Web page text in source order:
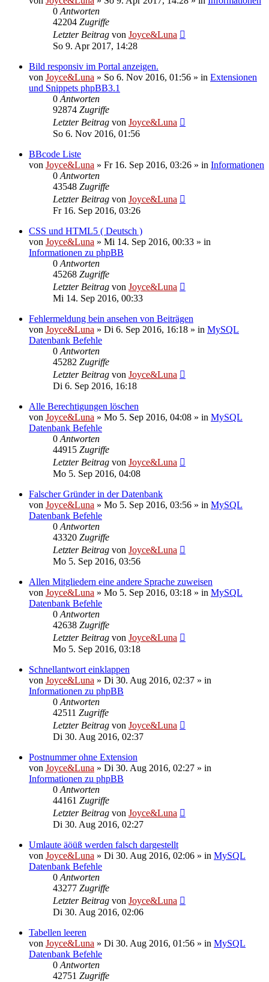
0 Antworten
42204 Zugriffe
Letzter Beitrag von Joyce&Luna
So 9. Apr 2017, 14:28
Bild responsiv im Portal anzeigen.
von Joyce&Luna » So 6. Nov 2016, 01:56 » in Extensionen
und Snippets phpBB3.1
0 Antworten
92874 Zugriffe
Letzter Beitrag von Joyce&Luna
So 6. Nov 2016, 01:56
BBcode Liste
von Joyce&Luna » Fr 16. Sep 2016, 03:26 » in Informationen
0 Antworten
43548 Zugriffe
Letzter Beitrag von Joyce&Luna
Fr 16. Sep 2016, 03:26
CSS und HTML5 ( Deutsch )
von Joyce&Luna » Mi 14. Sep 2016, 00:33 » in
Informationen zu phpBB
0 Antworten
45268 Zugriffe
Letzter Beitrag von Joyce&Luna
Mi 14. Sep 2016, 00:33
Fehlermeldung bein ansehen von Beiträgen
von Joyce&Luna » Di 6. Sep 2016, 16:18 » in MySQL
Datenbank Befehle
0 Antworten
45282 Zugriffe
Letzter Beitrag von Joyce&Luna
Di 6. Sep 2016, 16:18
Alle Berechtigungen löschen
von Joyce&Luna » Mo 5. Sep 2016, 04:08 » in MySQL
Datenbank Befehle
0 Antworten
44915 Zugriffe
Letzter Beitrag von Joyce&Luna
Mo 5. Sep 2016, 04:08
Falscher Gründer in der Datenbank
von Joyce&Luna » Mo 5. Sep 2016, 03:56 » in MySQL
Datenbank Befehle
0 Antworten
43320 Zugriffe
Letzter Beitrag von Joyce&Luna
Mo 5. Sep 2016, 03:56
Allen Mitgliedern eine andere Sprache zuweisen
von Joyce&Luna » Mo 5. Sep 2016, 03:18 » in MySQL
Datenbank Befehle
0 Antworten
42638 Zugriffe
Letzter Beitrag von Joyce&Luna
Mo 5. Sep 2016, 03:18
Schnellantwort einklappen
von Joyce&Luna » Di 30. Aug 2016, 02:37 » in
Informationen zu phpBB
0 Antworten
42511 Zugriffe
Letzter Beitrag von Joyce&Luna
Di 30. Aug 2016, 02:37
Postnummer ohne Extension
von Joyce&Luna » Di 30. Aug 2016, 02:27 » in
Informationen zu phpBB
0 Antworten
44161 Zugriffe
Letzter Beitrag von Joyce&Luna
Di 30. Aug 2016, 02:27
Umlaute äöüß werden falsch dargestellt
von Joyce&Luna » Di 30. Aug 2016, 02:06 » in MySQL
Datenbank Befehle
0 Antworten
43277 Zugriffe
Letzter Beitrag von Joyce&Luna
Di 30. Aug 2016, 02:06
Tabellen leeren
von Joyce&Luna » Di 30. Aug 2016, 01:56 » in MySQL
Datenbank Befehle
0 Antworten
42751 Zugriffe